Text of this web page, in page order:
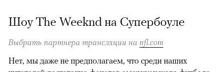
Шоу The Weeknd на Супербоуле
Выбрать партнера трансляции на nfl.com
Нет, мы даже не предполагаем, что среди наших